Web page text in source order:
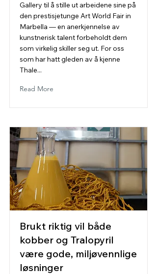
Gallery til å stille ut arbeidene sine på
den prestisjetunge Art World Fair in
Marbella — en anerkjennelse av
kunstnerisk talent forbeholdt dem
som virkelig skiller seg ut. For oss
som har hatt gleden av å kjenne
Thale...
Read More
Brukt riktig vil både
kobber og Tralopyril
være gode, miljøvennlige
løsninger